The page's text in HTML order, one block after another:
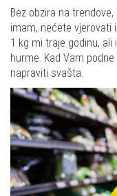
Bez obzira na
imam, nećete vjerovati
1 kg mi traje godinu,
hurme. Kad Vam
napraviti svašta.